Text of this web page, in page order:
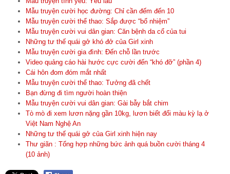
Mẫu truyện cười học đường: Chỉ cần đếm đến 10
Mẫu truyện cười thể thao: Sắp được “bổ nhiệm”
Mẫu truyện cười vui dân gian: Căn bệnh da cổ của tui
Những tư thế quái gở khó đở của Girl xinh
Mẫu truyện cười gia đình: Đến chỗ lần trước
Video quảng cáo hài hước cực cười đến “khó đỡ” (phần 4)
Cái hôn đom đóm mắt nhất
Mẫu truyện cười thể thao: Tưởng đã chết
Bạn đừng đi tìm người hoàn thiện
Mẫu truyện cười vui dân gian: Gài bẫy bắt chim
Tò mò đi xem lươn nặng gần 10kg, lươn biết đổi màu kỳ lạ ở
Việt Nam Nghệ An
Những tư thế quái gở của Girl xinh hiện nay
Thư giãn : Tổng hợp những bức ảnh quá buồn cười tháng 4
(10 ảnh)